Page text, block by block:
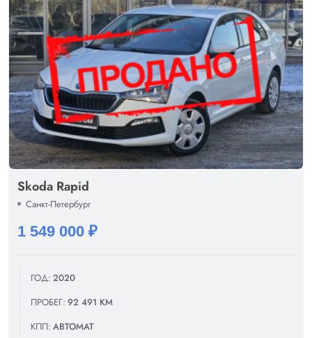
Skoda Rapid
Санкт-Петербург
1 549 000 ₽
ГОД: 2020
ПРОБЕГ: 92 491 КМ
КПП: АВТОМАТ